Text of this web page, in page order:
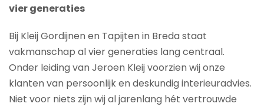
vier generaties
Bij Kleij Gordijnen en Tapijten in Breda staat
vakmanschap al vier generaties lang centraal.
Onder leiding van Jeroen Kleij voorzien wij onze
klanten van persoonlijk en deskundig interieuradvies.
Niet voor niets zijn wij al jarenlang hét vertrouwde